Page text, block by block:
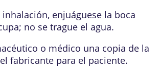
enjuáguese la boca
no se trague el agua.
o médico una copia de la
fabricante para el paciente.